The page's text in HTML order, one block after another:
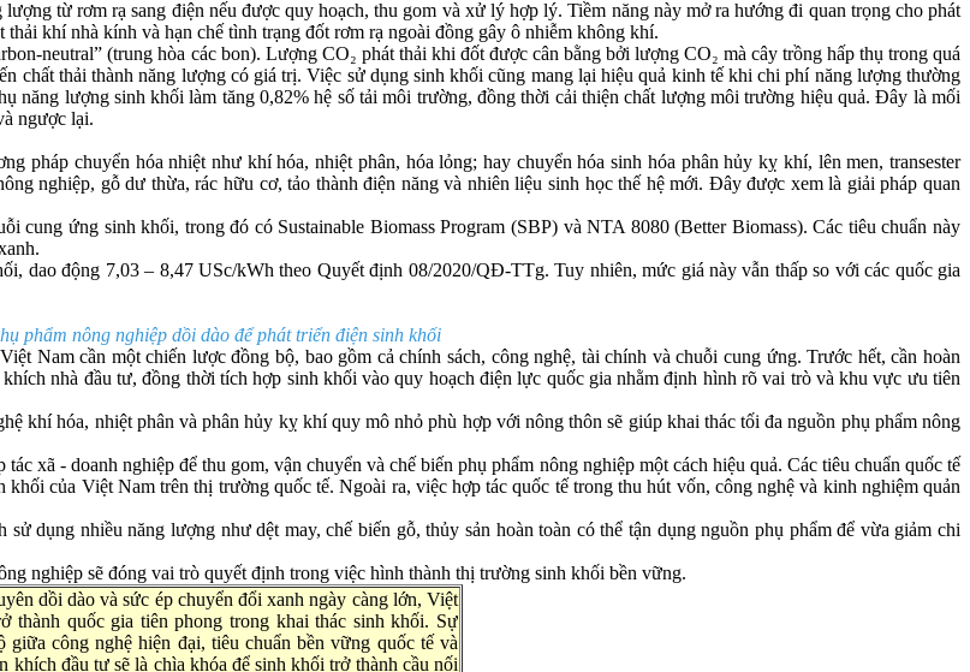
từ rơm rạ sang điện nếu được quy hoạch, thu gom và xử lý hợp lý. Tiềm năng này mở ra hướng đi quan trọng cho phát
khí nhà kính và hạn chế tình trạng đốt rơm rạ ngoài đồng gây ô nhiễm không khí.
neutral” (trung hòa các bon). Lượng CO₂ phát thải khi đốt được cân bằng bởi lượng CO₂ mà cây trồng hấp thụ trong quá
chất thải thành năng lượng có giá trị. Việc sử dụng sinh khối cũng mang lại hiệu quả kinh tế khi chi phí năng lượng thường
năng lượng sinh khối làm tăng 0,82% hệ số tải môi trường, đồng thời cải thiện chất lượng môi trường hiệu quả. Đây là mối
ngược lại.
pháp chuyển hóa nhiệt như khí hóa, nhiệt phân, hóa lỏng; hay chuyển hóa sinh hóa phân hủy kỵ khí, lên men, transester
nghiệp, gỗ dư thừa, rác hữu cơ, tảo thành điện năng và nhiên liệu sinh học thế hệ mới. Đây được xem là giải pháp quan
cung ứng sinh khối, trong đó có Sustainable Biomass Program (SBP) và NTA 8080 (Better Biomass). Các tiêu chuẩn này
dao động 7,03 – 8,47 USc/kWh theo Quyết định 08/2020/QĐ-TTg. Tuy nhiên, mức giá này vẫn thấp so với các quốc gia
phẩm nông nghiệp dồi dào để phát triển điện sinh khối
Nam cần một chiến lược đồng bộ, bao gồm cả chính sách, công nghệ, tài chính và chuỗi cung ứng. Trước hết, cần hoàn
nhà đầu tư, đồng thời tích hợp sinh khối vào quy hoạch điện lực quốc gia nhằm định hình rõ vai trò và khu vực ưu tiên
khí hóa, nhiệt phân và phân hủy kỵ khí quy mô nhỏ phù hợp với nông thôn sẽ giúp khai thác tối đa nguồn phụ phẩm nông
xã - doanh nghiệp để thu gom, vận chuyển và chế biến phụ phẩm nông nghiệp một cách hiệu quả. Các tiêu chuẩn quốc tế
của Việt Nam trên thị trường quốc tế. Ngoài ra, việc hợp tác quốc tế trong thu hút vốn, công nghệ và kinh nghiệm quản
dụng nhiều năng lượng như dệt may, chế biến gỗ, thủy sản hoàn toàn có thể tận dụng nguồn phụ phẩm để vừa giảm chi
nghiệp sẽ đóng vai trò quyết định trong việc hình thành thị trường sinh khối bền vững.
dồi dào và sức ép chuyển đổi xanh ngày càng lớn, Việt
thành quốc gia tiên phong trong khai thác sinh khối. Sự
giữa công nghệ hiện đại, tiêu chuẩn bền vững quốc tế và
khích đầu tư sẽ là chìa khóa để sinh khối trở thành cầu nối